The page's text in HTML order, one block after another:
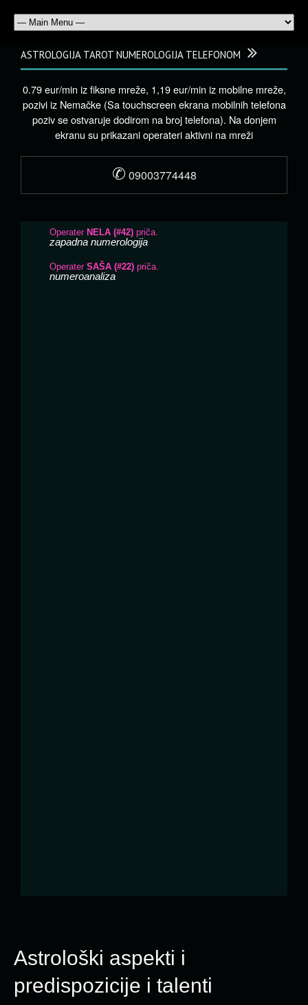
Astrološki aspekti i
predispozicije i talenti
ASTROLOGIJA TAROT NUMEROLOGIJA TELEFONOM
0.79 eur/min iz fiksne mreže, 1,19 eur/min iz mobilne mreže,
pozivi iz Nemačke (Sa touchscreen ekrana mobilnih telefona
poziv se ostvaruje dodirom na broj telefona). Na donjem
ekranu su prikazani operateri aktivni na mreži
✆ 09003774448